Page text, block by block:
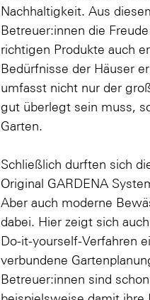
Nachhaltigkeit. Aus
Betreuer:innen die
richtigen Produkte auch
Bedürfnisse der Häuser
umfasst nicht nur der
gut überlegt sein muss,
Garten.
Schließlich durften sich
Original GARDENA
Aber auch moderne
dabei. Hier zeigt sich
Do-it-yourself-Verfahren
verbundene
Betreuer:innen sind